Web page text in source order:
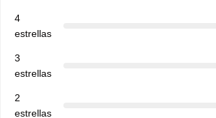
4
estrellas
3
estrellas
2
estrellas